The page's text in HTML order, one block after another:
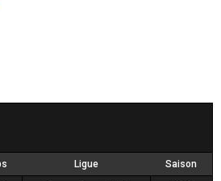
Ligue Saison